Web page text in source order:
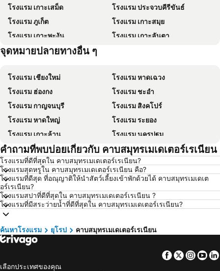
โรงแรม เกาะเสม็ด
โรงแรม ประจวบคีรีขันธ์
โรงแรม ภูเก็ต
โรงแรม เกาะสมุย
โรงแรม เกาะพะงัน
โรงแรม เกาะลันตา
โรงแรม เกาะหลีเป๊ะ
จุดหมายปลายทางอื่น ๆ
โรงแรม เชียงใหม่
โรงแรม หาดเฉวง
โรงแรม ฮ่องกง
โรงแรม ชะอำ
โรงแรม กาญจนบุรี
โรงแรม สิงคโปร์
โรงแรม หาดใหญ่
โรงแรม ระยอง
โรงแรม เกาะล้าน
โรงแรม นครปฐม
โรงแรม นครราชสีมา
โรงแรม ซินยี่
โรงแรม เขาหลัก
โรงแรม โตเกียว
โรงแรม อุดรธานี
โรงแรม ศรีราชา
โรงแรม กระบี่
โรงแรม นครนายก
โรงแรม นครพนม
โรงแรม ฮ่องกง
โรงแรม เกาะเต่า
โรงแรม มัลดีฟส์
โรงแรม ภาคตะวันออกเฉียงเหนือ
โรงแรม เกาะลังกาวี
คำถามที่พบบ่อยเกี่ยวกับ คาบสมุทรเมเดเตอร์เรเนียน
โรงแรมที่ดีที่สุดใน คาบสมุทรเมเดเตอร์เรเนียน?
โรงแรมสุดหรูใน คาบสมุทรเมเดเตอร์เรเนียน คือ?
โรงแรมที่ดีสุด ที่อณุญาติให้นำสัตว์เลี้ยงเข้าพักด้วยได้ คาบสมุทรเมเดเต
อร์เรเนียน?
โรงแรมสปาที่ดีที่สุดใน คาบสมุทรเมเดเตอร์เรเนียน ?
โรงแรมที่มีสระว่ายน้ำที่ดีที่สุดใน คาบสมุทรเมเดเตอร์เรเนียน?
ค้นหาโรงแรม ยุโรป คาบสมุทรเมเดเตอร์เรเนียน
Facebook
Twitter
เลือกประเทศของคุณ